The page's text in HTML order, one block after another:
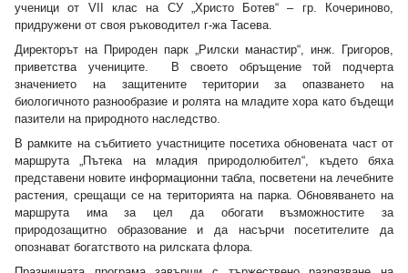
ученици от VII клас на СУ „Христо Ботев“ – гр. Кочериново,
придружени от своя ръководител г-жа Тасева.
Директорът на Природен парк „Рилски манастир“, инж. Григоров,
приветства учениците. В своето обръщение той подчерта
значението на защитените територии за опазването на
биологичното разнообразие и ролята на младите хора като бъдещи
пазители на природното наследство.
В рамките на събитието участниците посетиха обновената част от
маршрута „Пътека на младия природолюбител“, където бяха
представени новите информационни табла, посветени на лечебните
растения, срещащи се на територията на парка. Обновяването на
маршрута има за цел да обогати възможностите за
природозащитно образование и да насърчи посетителите да
опознават богатството на рилската флора.